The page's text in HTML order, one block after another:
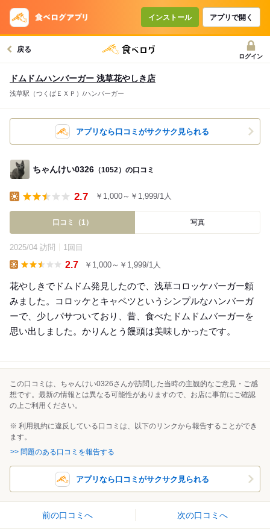
インストール アプリで開く
戻る
ログイン
ドムドムハンバーガー 浅草花やしき店
浅草駅（つくばＥＸＰ）/ハンバーガー
アプリなら口コミがサクサク見られる
ちゃんけい0326 （1052）の口コミ
2.7 ￥1,000～￥1,999/1人
口コミ（1） 写真
2025/04 訪問 1回目
2.7 ￥1,000～￥1,999/1人
花やしきでドムドム発見したので、浅草コロッケバーガー頼
みました。コロッケとキャベツというシンプルなハンバーガ
ーで、少しパサついており、昔、食べたドムドムバーガーを
思い出しました。かりんとう饅頭は美味しかったです。
この口コミは、ちゃんけい0326さんが訪問した当時の主観的なご意見・ご感
想です。最新の情報とは異なる可能性がありますので、お店に事前にご確認
の上ご利用ください。
※ 利用規約に違反している口コミは、以下のリンクから報告することができ
ます。
>> 問題のある口コミを報告する
アプリなら口コミがサクサク見られる
前の口コミへ 次の口コミへ